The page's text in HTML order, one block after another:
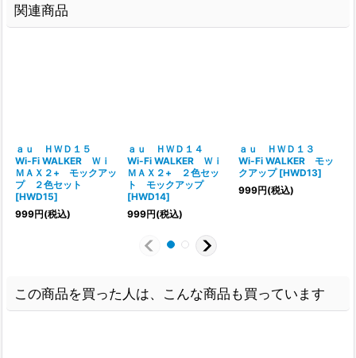
関連商品
ａｕ ＨＷＤ１５
Wi-Fi WALKER Ｗｉ
ＭＡＸ２+ モックアッ
プ ２色セット
[HWD15]
999円(税込)
ａｕ ＨＷＤ１４
Wi-Fi WALKER Ｗｉ
ＭＡＸ２+ ２色セッ
ト モックアップ
[HWD14]
999円(税込)
ａｕ ＨＷＤ１３
Wi-Fi WALKER モッ
クアップ [HWD13]
999円(税込)
この商品を買った人は、こんな商品も買っています